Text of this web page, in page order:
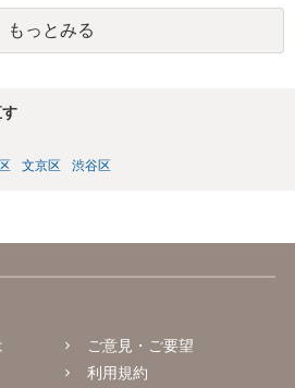
えます。ただし費用が掛かりますし、あ
と、証拠の特定が出来なければなりませ
もっとみる
文京区 渋谷区
ご意見・ご要望
利用規約